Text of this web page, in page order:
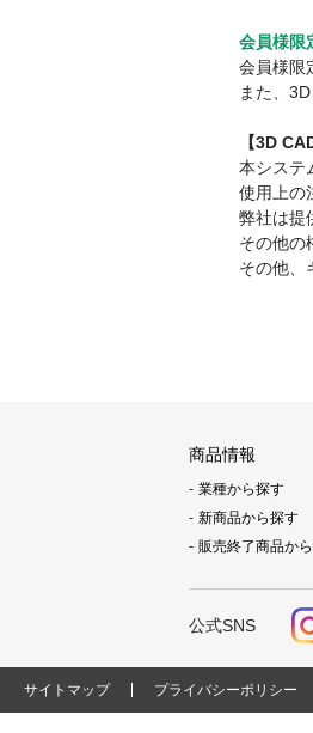
会員様限
会員様限
また、
【3D
本システ
使用上の
弊社は提
その他の
その他、
商品情報
業種から探す
新商品から探す
販売終了商品か
公式SNS
サイトマップ プライバシーポリシー